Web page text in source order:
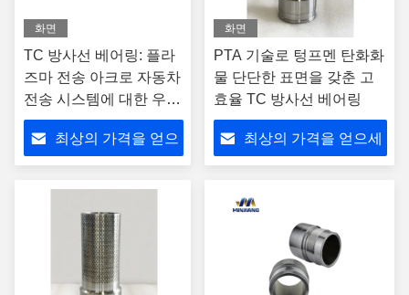
화면
TC 방사선 베어링: 플라
즈마 전송 아크로 자동차
전송 시스템에 대한 우수
한 저항
최상의 가격을 얻으
화면
PTA 기술로 텅프멘 탄화화
물 단단한 표면을 갖춘 고
효율 TC 방사선 베어링
최상의 가격을 얻으세